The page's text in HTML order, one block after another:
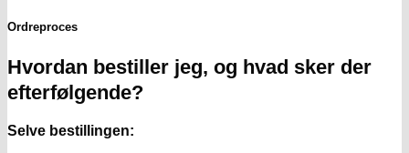
Ordreproces
Hvordan bestiller jeg, og hvad sker der
efterfølgende?
Selve bestillingen: